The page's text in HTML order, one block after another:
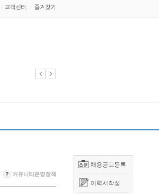
고객센터 즐겨찾기
채용공고등록
이력서작성
커뮤니티운영정책